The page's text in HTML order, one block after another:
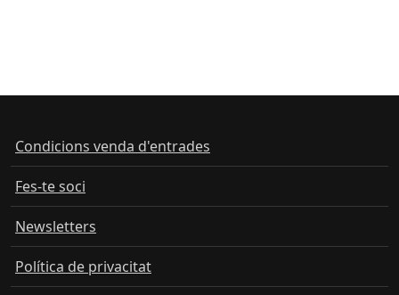
Condicions venda d'entrades
Fes-te soci
Newsletters
Política de privacitat